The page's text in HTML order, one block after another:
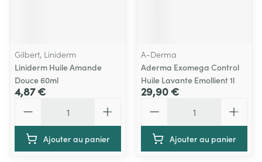
Gilbert, Liniderm
Liniderm Huile Amande
Douce 60ml
4,87 €
Ajouter au panier
A-Derma
Aderma Exomega Control
Huile Lavante Emollient 1l
29,90 €
Ajouter au panier